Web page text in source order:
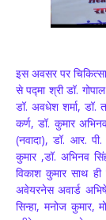
इस अवसर पर
से पद्मा श्री डॉ.
डॉ. अवधेश शर्मा, डॉ.
कर्ण, डॉ. कुमार
(नवादा), डॉ. आर.
कुमार ,डॉ. अभिनव
विकाश कुमार साथ
अवेयरनेस अवार्ड
सिन्हा, मनोज कुमार,